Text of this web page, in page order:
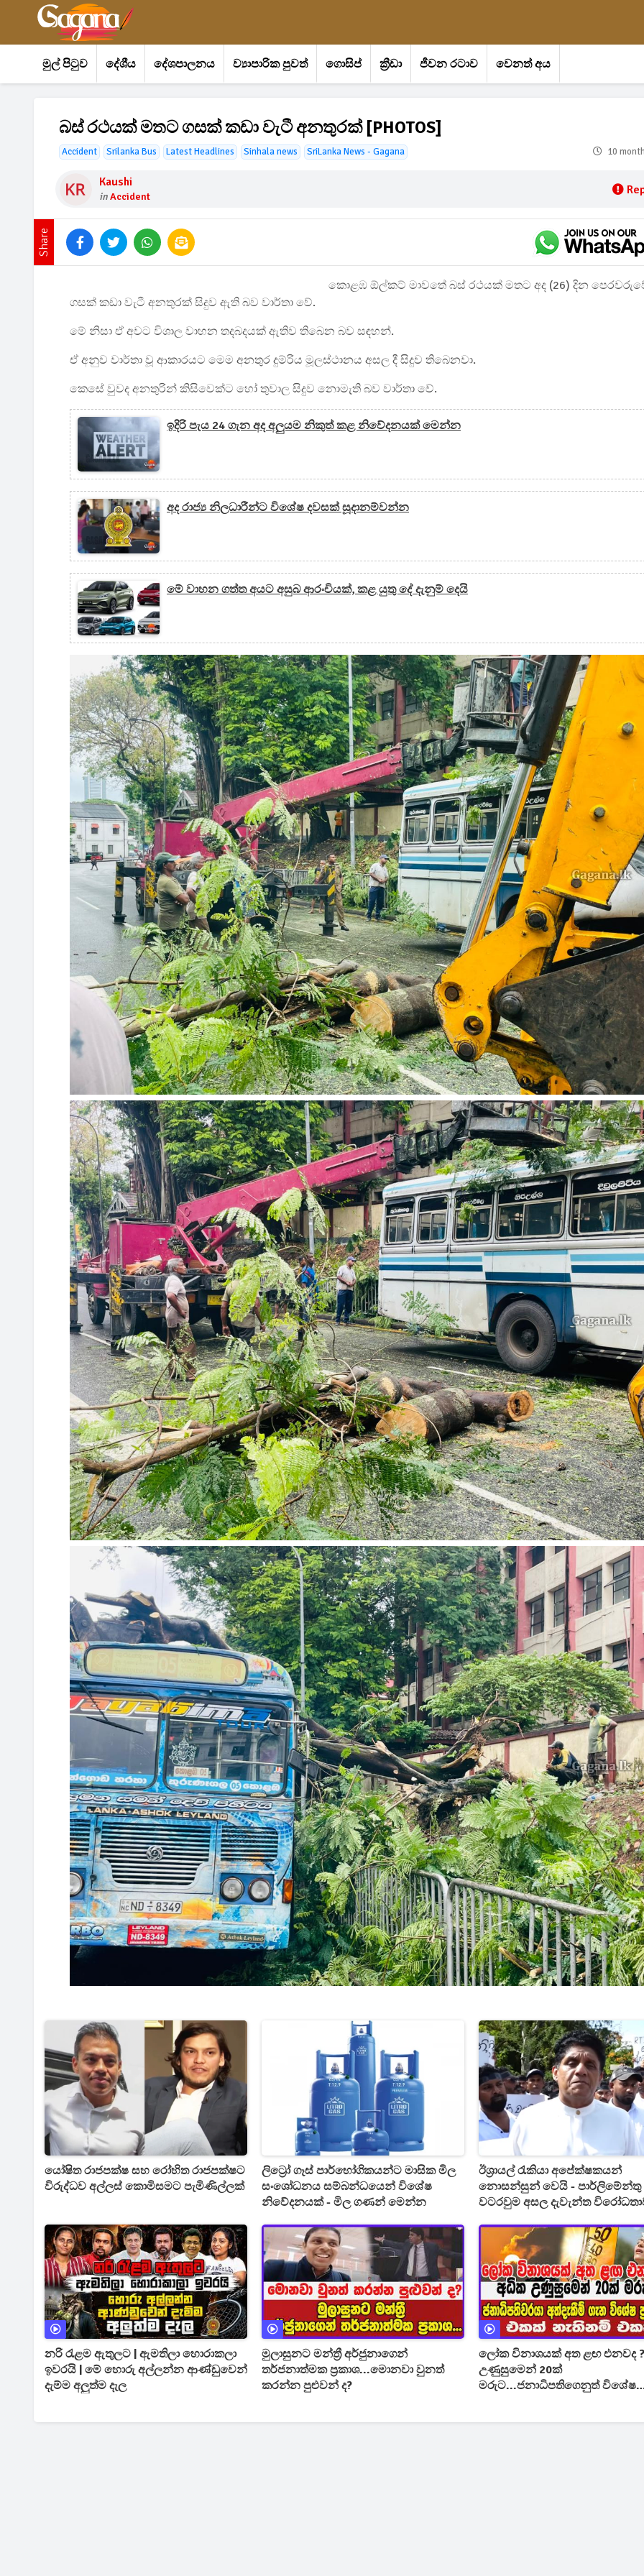
මුල් පිටුව දේශීය දේශපාලනය ව්‍යාපාරික පුවත් ගොසිප් ක්‍රීඩා ජීවන රටාව වෙනත් අය
බස් රථයක් මතට ගසක් කඩා වැටී අනතුරක් [PHOTOS]
Accident Srilanka Bus Latest Headlines Sinhala news SriLanka News - Gagana 10
Kaushi
inAccident
Share
කොළඹ ඕල්කට් මාවතේ බස් රථයක් මතට අද (26) දින
ගසක් කඩා වැටී අනතුරක් සිදුව ඇති බව වාර්තා වේ.
මේ නිසා ඒ අවට විශාල වාහන තදබදයක් ඇතිව තිබෙන බව සඳහන්.
ඒ අනුව වාර්තා වූ ආකාරයට මෙම අනතුර දුම්රිය මූලස්ථානය අසල දී සිදුව තිබෙනවා.
කෙසේ වුවද අනතුරින් කිසිවෙක්ට හෝ තුවාල සිදුව නොමැති බව වාර්තා වේ.
ඉදිරි පැය 24 ගැන අද අලුයම නිකුත් කළ නිවේදනයක් මෙන්න
අද රාජ්‍ය නිලධාරීන්ට විශේෂ දවසක් සූදානම්වන්න
මේ වාහන ගත්ත අයට අසුබ ආරංචියක්, කළ යුතු දේ දැනුම් දෙයි
යෝෂිත රාජපක්ෂ සහ රෝහිත රාජපක්ෂට
විරුද්ධව අල්ලස් කොමිසමට පැමිණිල්ලක්
ලිට්‍රෝ ගෑස් පාර්භෝගිකයන්ට මාසික මිල
සංශෝධනය සම්බන්ධයෙන් විශේෂ
නිවේදනයක් - මිල ගණන් මෙන්න
ඊශ්‍රායල් රැකියා අපේක්ෂකයන්
නොසන්සුන් වෙයි - පාර්ලිමේන්තු
වටරවුම අසල දැවැන්ත
නරි රැළම ඇතුලට | ඇමතිලා හොරාකලා
ඉවරයි | මේ හොරු අල්ලන්න ආණ්ඩුවෙන්
දැම්ම අලුත්ම දැල
මුලාසුනට මන්ත්‍රී අර්ජුනාගෙන්
තර්ජනාත්මක ප්‍රකාශ...මොනවා වුනත්
කරන්න පුළුවන් ද?
ලෝක විනාශයක් අත ළඟ එනවද
උණුසුමෙන් 20ක්
මරුට...ජනාධිපතිගෙනුත් විශේෂ